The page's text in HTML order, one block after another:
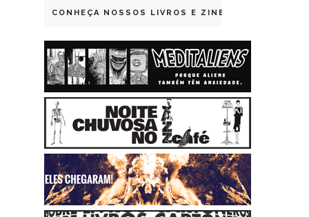
CONHEÇA NOSSOS LIVROS E ZINES